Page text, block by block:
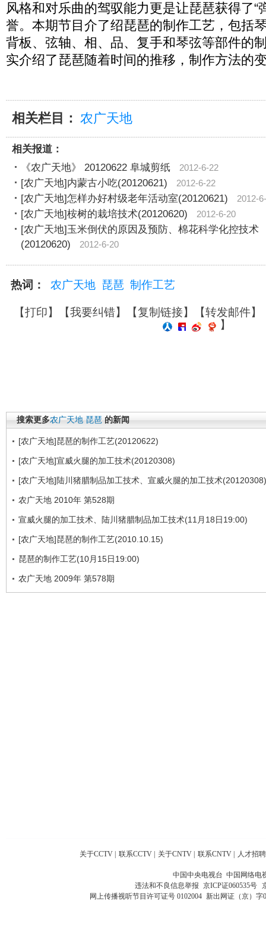
风格和对乐曲的驾驭能力更是让琵琶获得了“
誉。本期节目介了绍琵琶的制作工艺，包括
背板、弦轴、相、品、复手和琴弦等部件的
实介绍了琵琶随着时间的推移，制作方法的
相关栏目： 农广天地
相关报道：
《农广天地》 20120622 阜城剪纸
2012-6-22
[农广天地]内蒙古小吃(20120621) 2012-6-22
[农广天地]怎样办好村级老年活动室(20120621) 2012-
[农广天地]桉树的栽培技术(20120620) 2012-6-20
[农广天地]玉米倒伏的原因及预防、棉花科学化控技术
(20120620)
2012-6-20
热词： 农广天地 琵琶 制作工艺
【打印】【我要纠错】【复制链接】【转发邮件】
】
搜索更多农广天地 琵琶 的新闻
[农广天地]琵琶的制作工艺(20120622)
[农广天地]宣威火腿的加工技术(20120308)
[农广天地]陆川猪腊制品加工技术、宣威火腿的加工技术(20120308)
农广天地 2010年 第528期
宣威火腿的加工技术、陆川猪腊制品加工技术(11月18日19:00)
[农广天地]琵琶的制作工艺(2010.10.15)
琵琶的制作工艺(10月15日19:00)
农广天地 2009年 第578期
关于CCTV 联系CCTV 关于CNTV 联系CNTV 人才招聘
中国中央电视台 中国网络电
违法和不良信息举报 京ICP证060535号
网上传播视听节目许可证号 0102004 新出网证（京）